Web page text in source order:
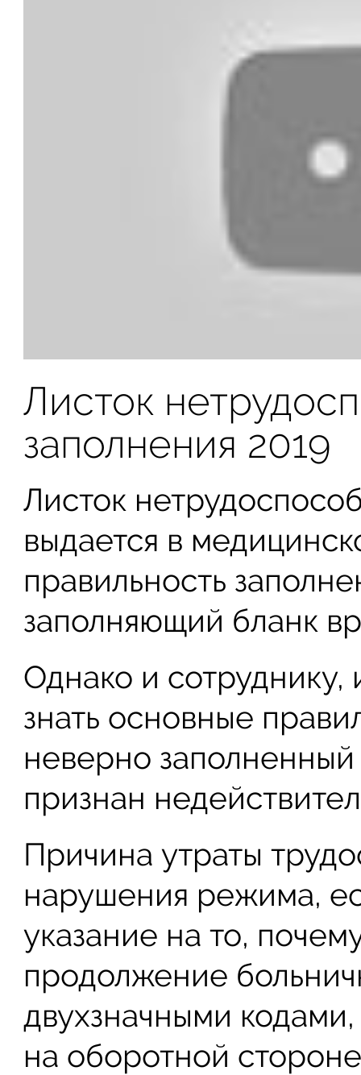
Листок
заполнения 2019
Листок
выдается в
правильность
заполняющий бланк
Однако и
знать основные
неверно
признан
Причина утраты
нарушения режима,
указание на то,
продолжение
двухзначными
на оборотной